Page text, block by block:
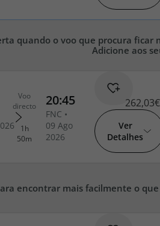
quando o voo que procura ficar
Adicione aos
262,03€
Ver
Detalhes
encontrar mais facilmente o